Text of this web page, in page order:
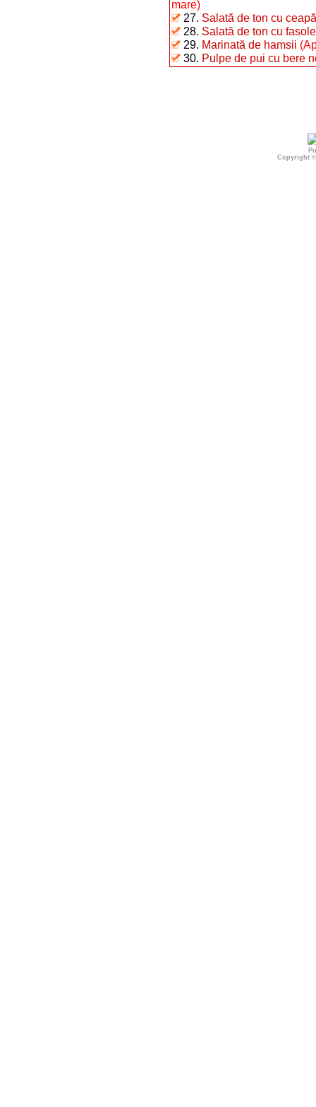
mare)
27. Salată de ton cu ceapă
28. Salată de ton cu
29. Marinată de hamsii
30. Pulpe de pui cu bere
Copyright